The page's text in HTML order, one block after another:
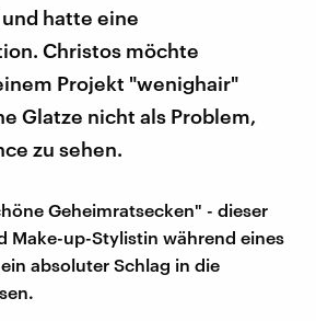
hatte eine
Christos möchte
Projekt "wenighair"
Glatze nicht als Problem,
zu sehen.
Geheimratsecken" - dieser
Make-up-Stylistin während eines
absoluter Schlag in die